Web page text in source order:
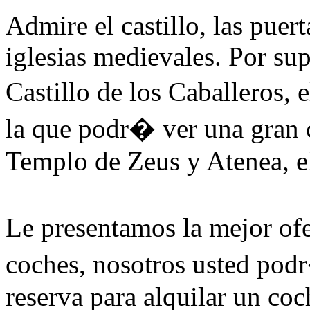
Admire el castillo, las
iglesias medievales. Por
Castillo de los
la que podr� ver una gran
Templo de Zeus y Atenea,
Le presentamos la mejor
coches, nosotros usted
reserva para alquilar un